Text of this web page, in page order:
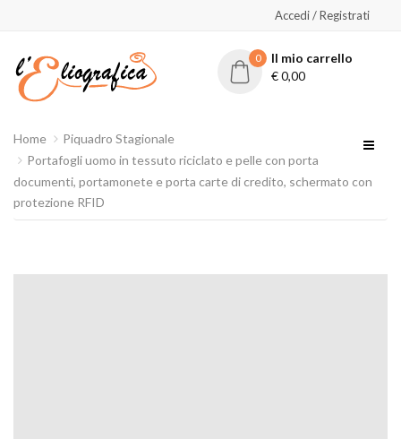
Accedi / Registrati
0
Il mio carrello
€0,00
Home
Piquadro Stagionale
Portafogli uomo in tessuto riciclato e pelle con porta
documenti, portamonete e porta carte di credito, schermato con
protezione RFID